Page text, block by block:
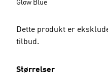
Glow Blue
Dette produkt er
tilbud.
Størrelser